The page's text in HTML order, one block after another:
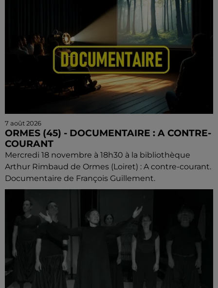
7 août 2026
ORMES (45) - DOCUMENTAIRE : A CONTRE-
COURANT
Mercredi 18 novembre à 18h30 à la bibliothèque
Arthur Rimbaud de Ormes (Loiret) : A contre-courant.
Documentaire de François Guillement.